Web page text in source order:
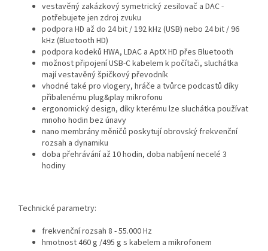
vestavěný zakázkový symetrický zesilovač a DAC -
potřebujete jen zdroj zvuku
podpora HD až do 24 bit / 192 kHz (USB) nebo 24 bit / 96
kHz (Bluetooth HD)
podpora kodeků HWA, LDAC a AptX HD přes Bluetooth
možnost připojení USB-C kabelem k počítači, sluchátka
mají vestavěný špičkový převodník
vhodné také pro vlogery, hráče a tvůrce podcastů díky
přibalenému plug&play mikrofonu
ergonomický design, díky kterému lze sluchátka používat
mnoho hodin bez únavy
nano membrány měničů poskytují obrovský frekvenční
rozsah a dynamiku
doba přehrávání až 10 hodin, doba nabíjení necelé 3
hodiny
Technické parametry:
frekvenční rozsah 8 - 55.000 Hz
hmotnost 460 g /495 g s kabelem a mikrofonem